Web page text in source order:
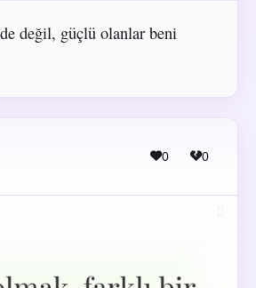
değil, güçlü olanlar beni
0 0